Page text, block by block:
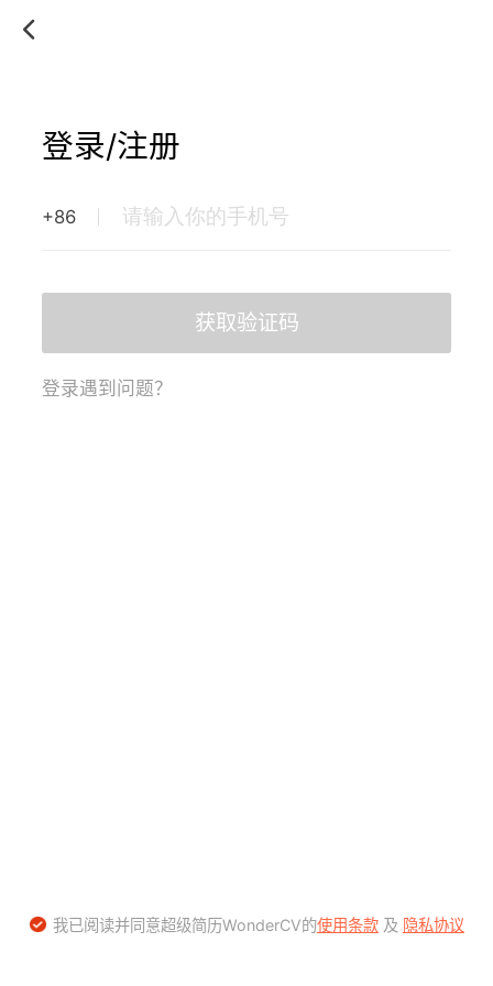
登录/注册
+86
获取验证码
登录遇到问题？
我已阅读并同意超级简历WonderCV的使用条款及 隐私协议